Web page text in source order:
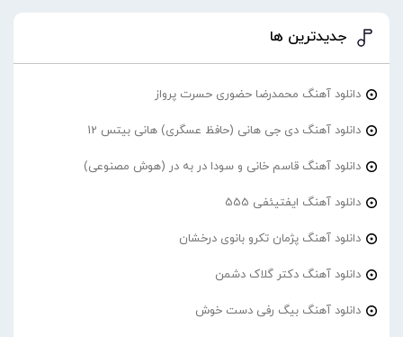
جدیدترین ها
دانلود آهنگ محمدرضا حضورى حسرت پرواز
دانلود آهنگ دی جی هانی (حافظ عسگری) هانی بیتس 12
دانلود آهنگ قاسم خانی و سودا در به در (هوش مصنوعی)
دانلود آهنگ ایفتیئفی 555
دانلود آهنگ پژمان تکرو بانوی درخشان
دانلود آهنگ دکتر گلاک دشمن
دانلود آهنگ بیگ رفی دست خوش